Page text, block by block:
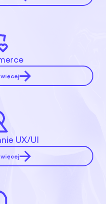
UX/UI